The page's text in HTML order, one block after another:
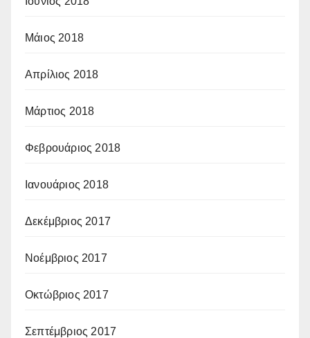
Μάιος 2018
Απρίλιος 2018
Μάρτιος 2018
Φεβρουάριος 2018
Ιανουάριος 2018
Δεκέμβριος 2017
Νοέμβριος 2017
Οκτώβριος 2017
Σεπτέμβριος 2017